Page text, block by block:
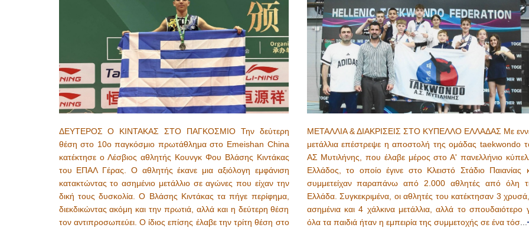
ΔΕΥΤΕΡΟΣ Ο ΚΙΝΤΑΚΑΣ ΣΤΟ ΠΑΓΚΟΣΜΙΟ Την δεύτερη
θέση στο 10ο παγκόσμιο πρωτάθλημα στο Emeishan China
κατέκτησε ο Λέσβιος αθλητής Κουνγκ Φου Βλάσης Κιντάκας
του ΕΠΑΛ Γέρας. Ο αθλητής έκανε μια αξιόλογη εμφάνιση
κατακτώντας το ασημένιο μετάλλιο σε αγώνες που είχαν την
δική τους δυσκολία. Ο Βλάσης Κιντάκας τα πήγε περίφημα,
διεκδικώντας ακόμη και την πρωτιά, αλλά και η δεύτερη θέση
τον αντιπροσωπεύει. Ο ίδιος επίσης έλαβε την τρίτη θέση στο
ΜΕΤΑΛΛΙΑ & ΔΙΑΚΡΙΣΕΙΣ ΣΤΟ ΚΥΠΕΛΛΟ ΕΛΛΑΔΑΣ Με
μετάλλια επέστρεψε η αποστολή της ομάδας taekwondo
ΑΣ Μυτιλήνης, που έλαβε μέρος στο Α' πανελλήνιο
Ελλάδος, το οποίο έγινε στο Κλειστό Στάδιο Παιανίας
συμμετείχαν παραπάνω από 2.000 αθλητές από όλη
Ελλάδα. Συγκεκριμένα, οι αθλητές του κατέκτησαν 3
ασημένια και 4 χάλκινα μετάλλια, αλλά το σπουδαιότερο
όλα τα παιδιά ήταν η εμπειρία της συμμετοχής σε ένα τόσ...